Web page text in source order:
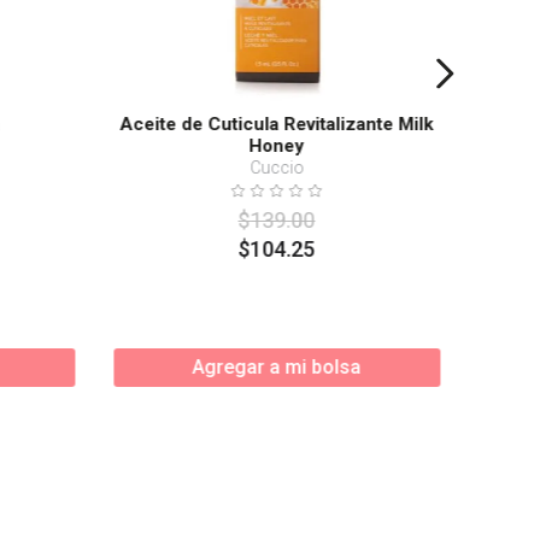
Aceite de Cuticula Revitalizante Milk
Honey
Cuccio
$139.00
$104.25
Agregar a mi bolsa